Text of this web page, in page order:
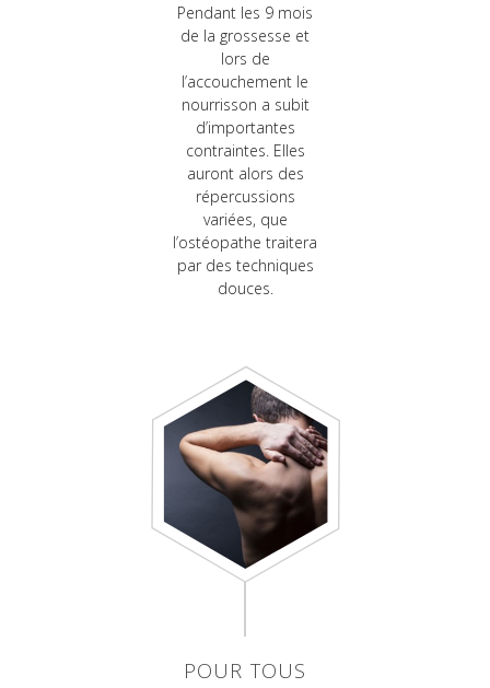
Pendant les 9 mois
de la grossesse et
lors de
l’accouchement le
nourrisson a subit
d’importantes
contraintes. Elles
auront alors des
répercussions
variées, que
l’ostéopathe traitera
par des techniques
douces.
POUR TOUS